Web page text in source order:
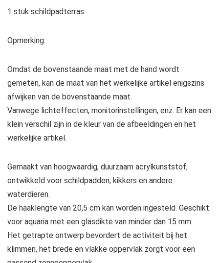
1 stuk schildpadterras
Opmerking:
Omdat de bovenstaande maat met de hand wordt
gemeten, kan de maat van het werkelijke artikel enigszins
afwijken van de bovenstaande maat.
Vanwege lichteffecten, monitorinstellingen, enz. Er kan een
klein verschil zijn in de kleur van de afbeeldingen en het
werkelijke artikel.
Gemaakt van hoogwaardig, duurzaam acrylkunststof,
ontwikkeld voor schildpadden, kikkers en andere
waterdieren.
De haaklengte van 20,5 cm kan worden ingesteld. Geschikt
voor aquaria met een glasdikte van minder dan 15 mm.
Het getrapte ontwerp bevordert de activiteit bij het
klimmen, het brede en vlakke oppervlak zorgt voor een